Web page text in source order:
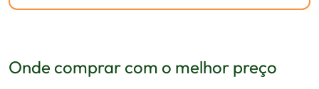
Onde comprar com o melhor preço